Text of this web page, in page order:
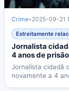
Crime• 2025-09-21
Estreitamente
Jornalista
4 anos de prisão
Jornalista cidadã
novamente a 4